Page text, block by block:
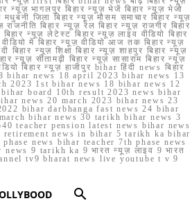
न्यूज़ भागलपुर बिहार न्यूज़ भेजें बिहार न्यूज़ भेजो
जिला बिहार न्यूज़ मौसम समाचार बिहार न्यूज़
बिहार न्यूज़ रेल बिहार न्यूज़ राजगीर बिहार
न्यूज़ लेटेस्ट बिहार न्यूज़ लाइव वीडियो बिहार
में बिहार न्यूज़ वीडियो आज तक बिहार न्यूज़
बिहार न्यूज़ शिक्षा बिहार न्यूज़ शाहपुर बिहार न्यूज़
न्यूज़ सीतामढ़ी बिहार न्यूज़ सासाराम बिहार न्यूज़
बिहार न्यूज़ हाजीपुर bihar हिंदी news बिहार
18 bihar news 18 april 2023 bihar news 13
2023 1st bihar news 18 bihar news 12
board 10th result 2023 news bihar
news 20 march 2023 bihar news 23
bihar darbhanga fast news 24 bihar
bihar news 30 tarikh bihar news 3
teacher pension latest news bihar news
news in bihar 5 tarikh ka bihar
news bihar teacher 7th phase news
9 tarikh ka 9 भारत न्यूज़ लाइव 9 भारत
tv9 bharat news live youtube t v 9